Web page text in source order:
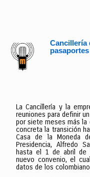
Cancillería
La Cancillería y la
reuniones para definir
por siete meses más la
concreta la transición
Casa de la Moneda
Presidencia, Alfredo
hasta el 1 de abril de
nuevo convenio, el
datos de los